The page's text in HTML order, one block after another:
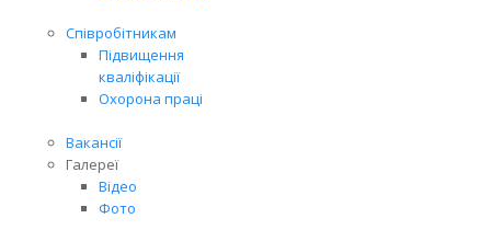
Співробітникам
Підвищення
кваліфікації
Охорона праці
Вакансії
Галереї
Відео
Фото